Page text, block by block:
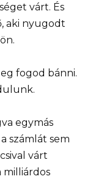
várt. És
aki nyugodt
fogod bánni.
egymás
számlát sem
várt
milliárdos